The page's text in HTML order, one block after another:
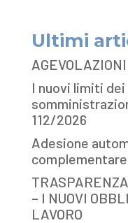
Ultimi
I nuovi limiti
112/2026
Adesione
complementare
– I NUOVI
LAVORO